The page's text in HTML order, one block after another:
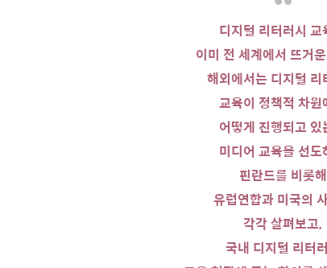
디지털 리터러시 교
이미 전 세계에서 뜨거
해외에서는 디지털 리
교육이 정책적 차원
어떻게 진행되고 있
미디어 교육을 선도
핀란드를 비롯해
유럽연합과 미국의
각각 살펴보고,
국내 디지털 리터